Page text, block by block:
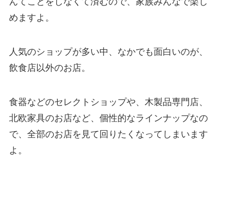
めますよ。
人気のショップが多い中、なかでも面白いのが、
飲食店以外のお店。
食器などのセレクトショップや、木製品専門店、
北欧家具のお店など、個性的なラインナップなの
で、全部のお店を見て回りたくなってしまいます
よ。